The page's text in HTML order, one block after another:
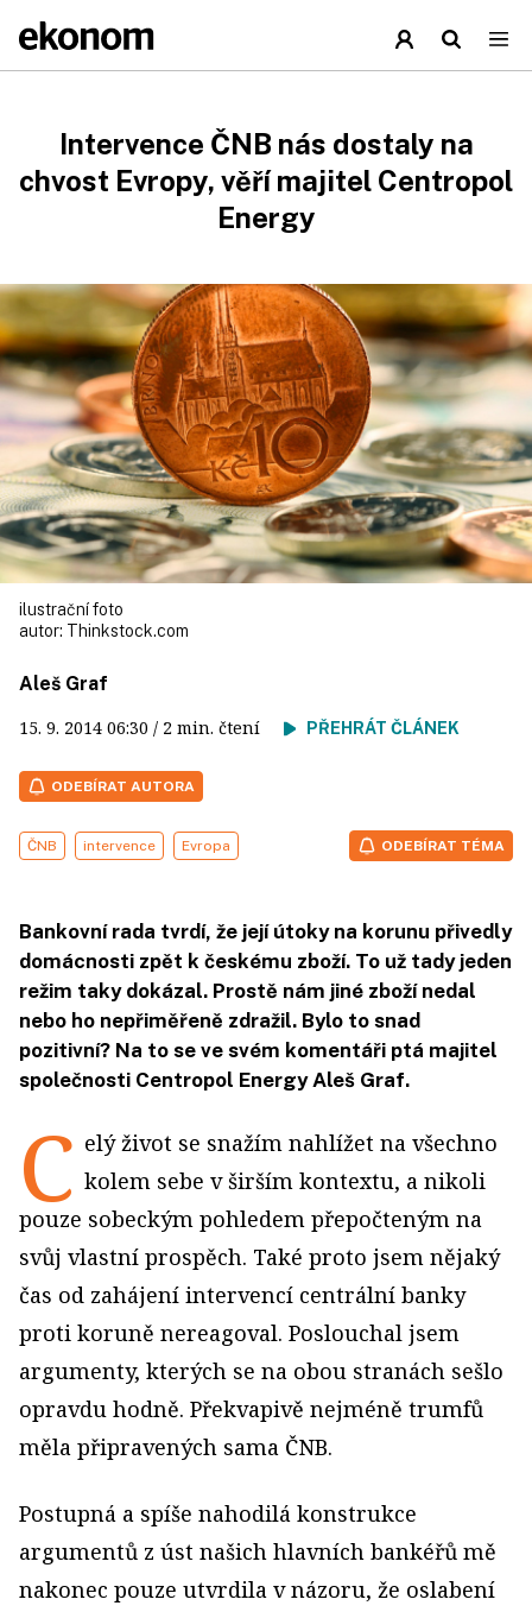
Intervence ČNB nás dostaly na
chvost Evropy, věří majitel Centropol
Energy
ilustrační foto
autor: Thinkstock.com
Aleš Graf
15. 9. 2014 06:30 / 2 min. čtení PŘEHRÁT ČLÁNEK
ODEBÍRAT AUTORA
ČNB intervence Evropa ODEBÍRAT TÉMA
Bankovní rada tvrdí, že její útoky na korunu přivedly
domácnosti zpět k českému zboží. To už tady jeden
režim taky dokázal. Prostě nám jiné zboží nedal
nebo ho nepřiměřeně zdražil. Bylo to snad
pozitivní? Na to se ve svém komentáři ptá majitel
společnosti Centropol Energy Aleš Graf.
C elý život se snažím nahlížet na všechno
kolem sebe v širším kontextu, a nikoli
pouze sobeckým pohledem přepočteným na
svůj vlastní prospěch. Také proto jsem nějaký
čas od zahájení intervencí centrální banky
proti koruně nereagoval. Poslouchal jsem
argumenty, kterých se na obou stranách sešlo
opravdu hodně. Překvapivě nejméně trumfů
měla připravených sama ČNB.
Postupná a spíše nahodilá konstrukce
argumentů z úst našich hlavních bankéřů mě
nakonec pouze utvrdila v názoru, že oslabení